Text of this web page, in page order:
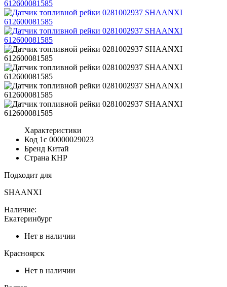
Характеристики
Код 1с 00000029023
Бренд Китай
Страна КНР
Подходит для
SHAANXI
Наличие:
Екатеринбург
Нет в наличии
Красноярск
Нет в наличии